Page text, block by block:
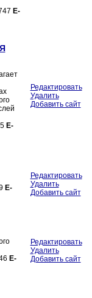
E-
E-
Редактировать
Удалить
Добавить сайт
E-
Редактировать
Удалить
Добавить сайт
E-
Редактировать
Удалить
Добавить сайт